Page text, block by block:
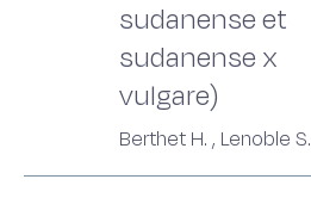
sudanense et
sudanense x
vulgare)
Berthet H. , Lenoble S.